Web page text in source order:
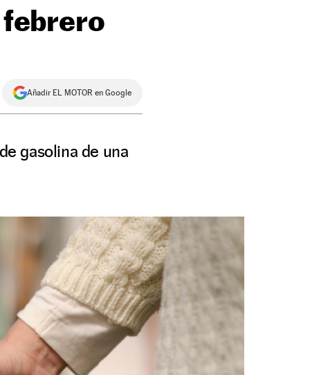
febrero
Añadir EL MOTOR en Google
gasolina de una